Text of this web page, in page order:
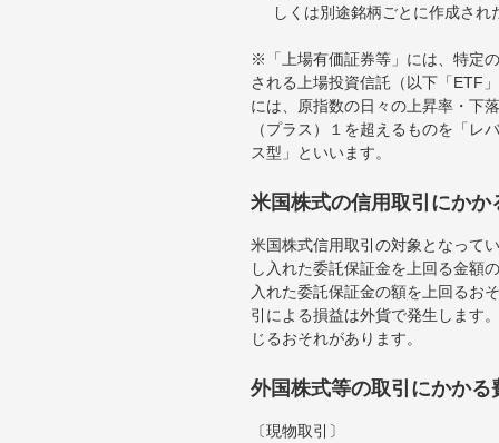
しくは別途銘柄ごとに作成さ
※「上場有価証券等」には、特定
される上場投資信託（以下「ETF
には、原指数の日々の上昇率・下
（プラス）１を超えるものを「
ス型」といいます。
米国株式の信用取引にかか
米国株式信用取引の対象となって
し入れた委託保証金を上回る金額
入れた委託保証金の額を上回るお
引による損益は外貨で発生します
じるおそれがあります。
外国株式等の取引にかかる
〔現物取引〕